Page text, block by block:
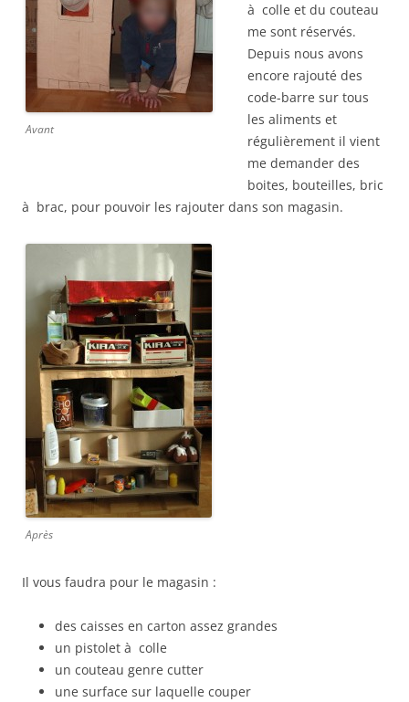
Avant
à colle et du couteau
me sont réservés.
Depuis nous avons
encore rajouté des
code-barre sur tous
les aliments et
régulièrement il vient
me demander des
boites, bouteilles, bric
à brac, pour pouvoir les rajouter dans son magasin.
Après
Il vous faudra pour le magasin :
des caisses en carton assez grandes
un pistolet à colle
un couteau genre cutter
une surface sur laquelle couper